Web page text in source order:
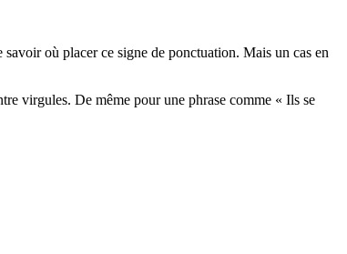
où placer ce signe de ponctuation. Mais un cas en
virgules. De même pour une phrase comme « Ils se